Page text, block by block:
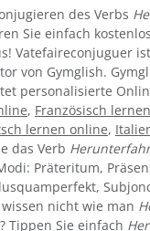
des Verbs
Sie einfach
Vatefaireconjuguer
von Gymglish.
personalisierte
, Französisch
lernen online,
das Verb
Präteritum,
nicht wie man
Tippen Sie einfach